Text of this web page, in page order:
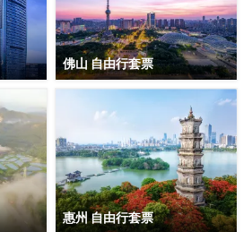
佛山 自由行套票
惠州 自由行套票